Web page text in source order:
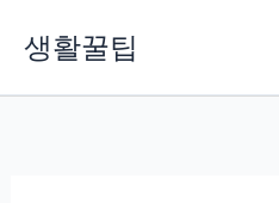
생활꿀팁